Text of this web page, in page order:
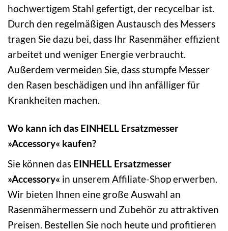
hochwertigem Stahl gefertigt, der recycelbar ist.
Durch den regelmäßigen Austausch des Messers
tragen Sie dazu bei, dass Ihr Rasenmäher effizient
arbeitet und weniger Energie verbraucht.
Außerdem vermeiden Sie, dass stumpfe Messer
den Rasen beschädigen und ihn anfälliger für
Krankheiten machen.
Wo kann ich das EINHELL Ersatzmesser
»Accessory« kaufen?
Sie können das EINHELL Ersatzmesser
»Accessory« in unserem Affiliate-Shop erwerben.
Wir bieten Ihnen eine große Auswahl an
Rasenmähermessern und Zubehör zu attraktiven
Preisen. Bestellen Sie noch heute und profitieren